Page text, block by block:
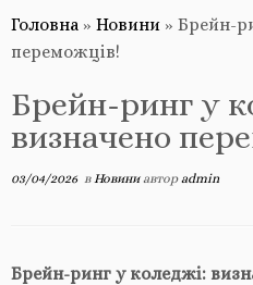
Головна » Новини » Брейн-
переможців!
Брейн-ринг у
визначено
03/04/2026в Новиниавторadmin
Брейн-ринг у коледжі: